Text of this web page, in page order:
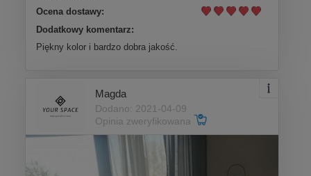
Ocena dostawy:
Dodatkowy komentarz:
Piękny kolor i bardzo dobra jakość.
Magda
Dodano: 2021-04-09
Opinia zweryfikowana